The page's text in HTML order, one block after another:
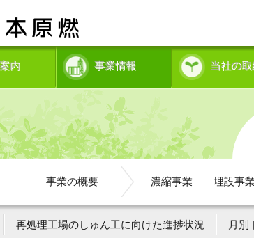
内 事業情報 当社の
事業の概要 濃縮事業 埋設事業
再処理工場のしゅん工に向けた進捗状況 月別